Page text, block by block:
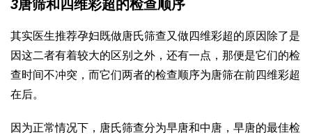
3唐筛和四维彩超的检查顺序
其实医生推荐孕妇既做唐氏筛查又做四维彩超的原因除了是
因这二者有着较大的区别之外，还有一点，那便是它们的检
查时间不冲突，而它们两者的检查顺序为唐筛在前四维彩超
在后。
因为正常情况下，唐氏筛查分为早唐和中唐，早唐的最佳检